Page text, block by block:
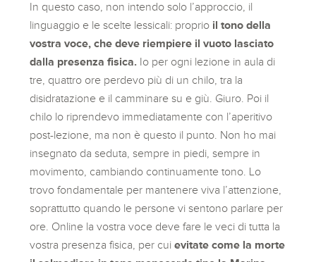
In questo caso, non intendo solo l’approccio, il
linguaggio e le scelte lessicali: proprio il tono della
vostra voce, che deve riempiere il vuoto lasciato
dalla presenza fisica. Io per ogni lezione in aula di
tre, quattro ore perdevo più di un chilo, tra la
disidratazione e il camminare su e giù. Giuro. Poi il
chilo lo riprendevo immediatamente con l’aperitivo
post-lezione, ma non è questo il punto. Non ho mai
insegnato da seduta, sempre in piedi, sempre in
movimento, cambiando continuamente tono. Lo
trovo fondamentale per mantenere viva l’attenzione,
soprattutto quando le persone vi sentono parlare per
ore. Online la vostra voce deve fare le veci di tutta la
vostra presenza fisica, per cuievitate come la morte